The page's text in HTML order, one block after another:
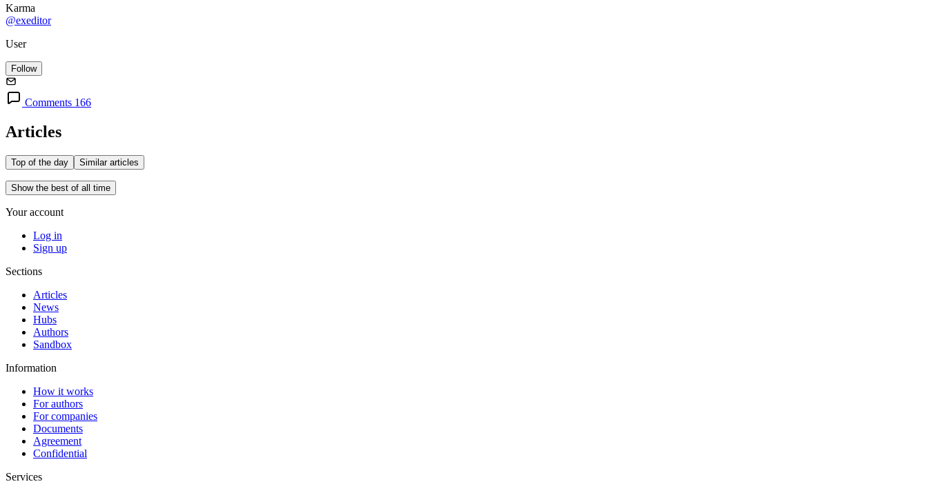
Karma
@exeditor
User
Follow
Comments 166
Articles
Top of the day Similar articles
Show the best of all time
Your account
Log in
Sign up
Sections
Articles
News
Hubs
Authors
Sandbox
Information
How it works
For authors
For companies
Documents
Agreement
Confidential
Services